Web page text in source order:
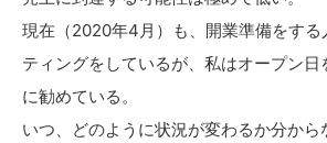
現在（2020年4月）も、開業準備をする
ティングをしているが、私はオープン日
に勧めている。
いつ、どのように状況が変わるか分から